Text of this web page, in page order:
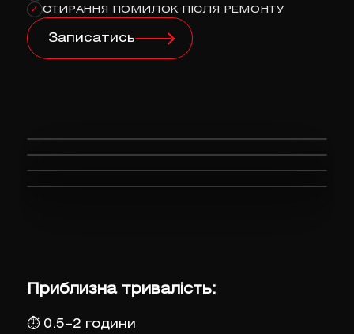
✓ СТИРАННЯ ПОМИЛОК ПІСЛЯ РЕМОНТУ
Записатись
Приблизна тривалість:
⏱ 0.5–2 години